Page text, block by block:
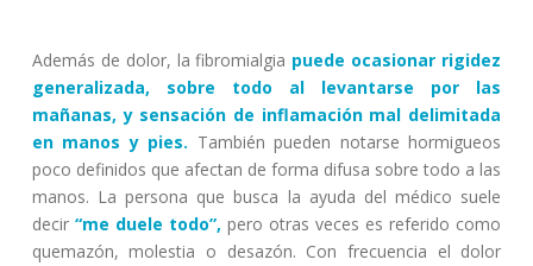
Además de dolor, la fibromialgia puede ocasionar rigidez
generalizada, sobre todo al levantarse por las
mañanas, y sensación de inflamación mal delimitada
en manos y pies. También pueden notarse hormigueos
poco definidos que afectan de forma difusa sobre todo a las
manos. La persona que busca la ayuda del médico suele
decir “me duele todo”, pero otras veces es referido como
quemazón, molestia o desazón. Con frecuencia el dolor